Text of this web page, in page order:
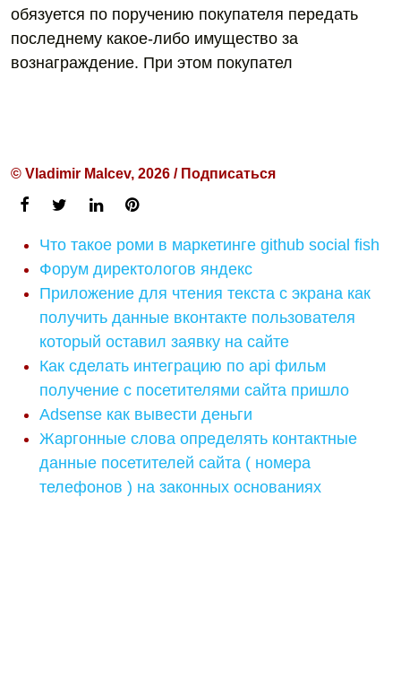
обязуется по поручению покупателя передать
последнему какое-либо имущество за
вознаграждение. При этом покупател
© Vladimir Malcev, 2026 / Подписаться
Что такое роми в маркетинге github social fish
Форум директологов яндекс
Приложение для чтения текста с экрана как
получить данные вконтакте пользователя
который оставил заявку на сайте
Как сделать интеграцию по api фильм
получение с посетителями сайта пришло
Adsense как вывести деньги
Жаргонные слова определять контактные
данные посетителей сайта ( номера
телефонов ) на законных основаниях